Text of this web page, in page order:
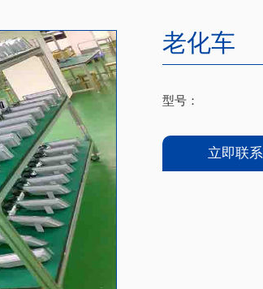
老化车
型号：
立即联系